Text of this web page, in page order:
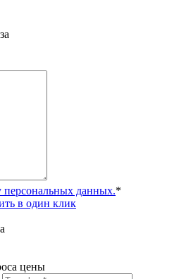
персональных данных.*
в один клик
цены